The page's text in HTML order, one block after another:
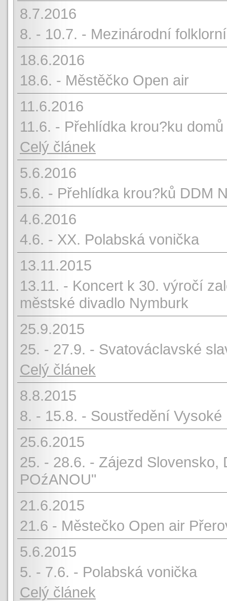
8.7.2016
8. - 10.7. - Mezinárodní
18.6.2016
18.6. - Městěčko Open air
11.6.2016
11.6. - Přehlídka krou?ku
Celý článek
5.6.2016
5.6. - Přehlídka krou?ků DDM
4.6.2016
4.6. - XX. Polabská vonička
13.11.2015
13.11. - Koncert k 30. výročí
městské divadlo Nymburk
25.9.2015
25. - 27.9. - Svatováclavské
Celý článek
8.8.2015
8. - 15.8. - Soustředění Vysoké
25.6.2015
25. - 28.6. - Zájezd Slovensko,
POźANOU"
21.6.2015
21.6 - Městečko Open air
5.6.2015
5. - 7.6. - Polabská vonička
Celý článek